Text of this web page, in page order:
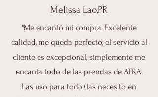
Melissa Lao,PR
"Me encantó mi compra. Excelente
calidad, me queda perfecto, el servicio al
cliente es excepcional, simplemente me
encanta todo de las prendas de ATRA.
Las uso para todo (las necesito en